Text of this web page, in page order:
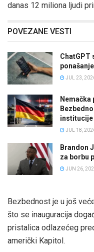
danas 12 miliona ljudi
POVEZANE VESTI
ChatGPT
JUL 23,
institucije
JUL 18,
Brandon
za borbu
JUN 26,
Bezbednost je u još
što se inauguracija
pristalica odlazećeg
američki Kapitol.